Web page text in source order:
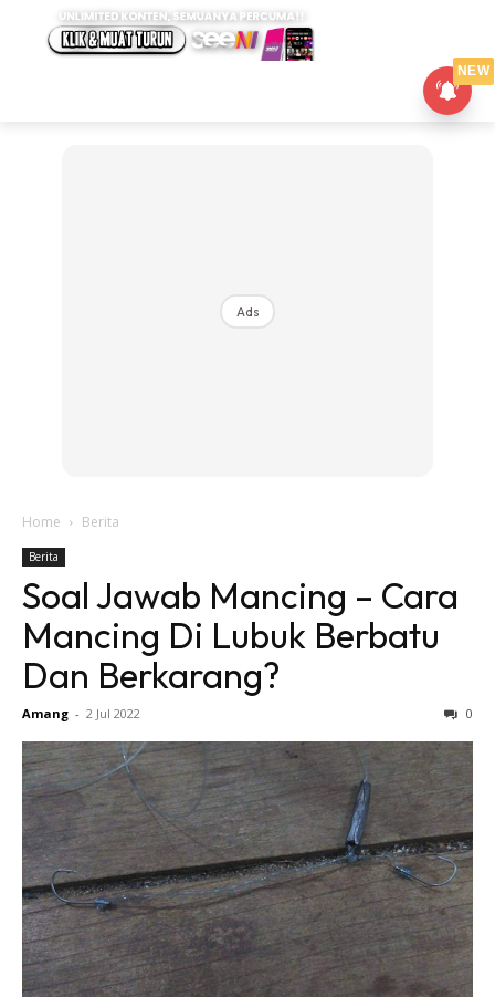
Ads
Home Berita
Berita
Soal Jawab Mancing – Cara
Mancing Di Lubuk Berbatu
Dan Berkarang?
Amang - 2 Jul 2022 0
NEW